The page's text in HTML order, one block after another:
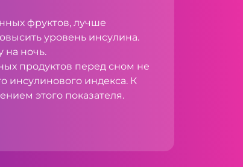
фруктов, лучше
уровень инсулина.
на ночь.
продуктов перед сном не
инсулинового индекса. К
этого показателя.